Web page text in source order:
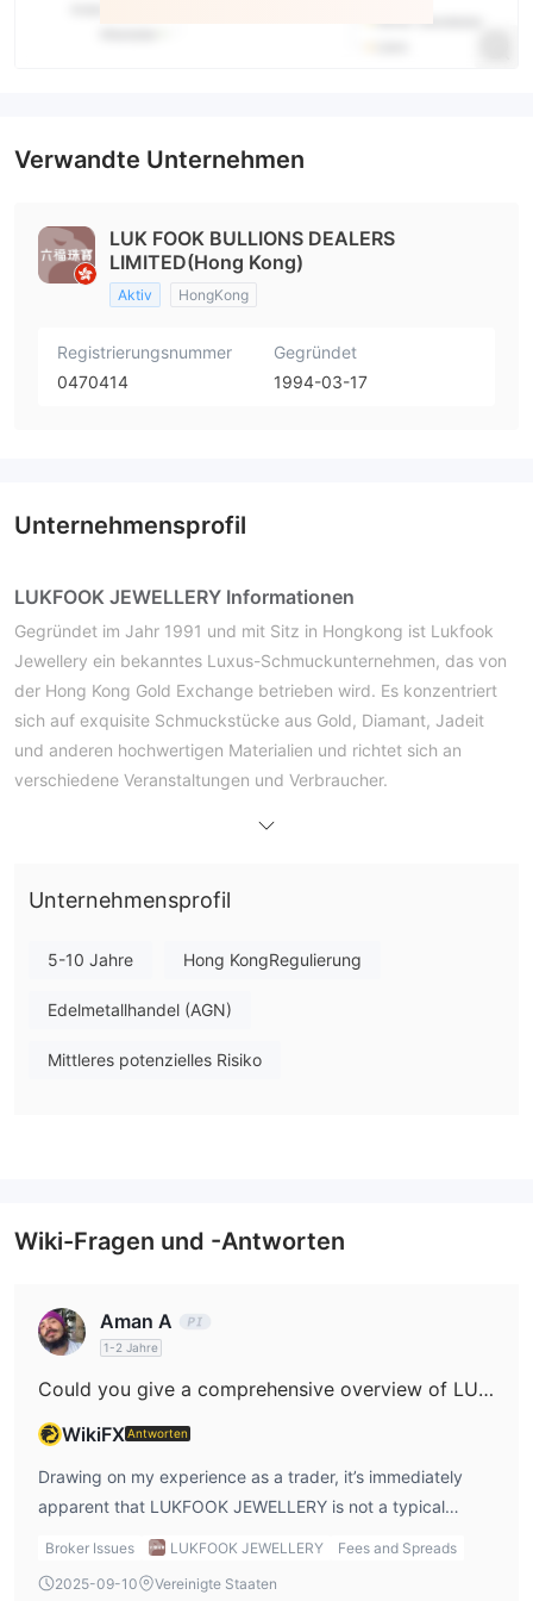
Verwandte Unternehmen
LUK FOOK BULLIONS DEALERS
LIMITED(Hong Kong)
Aktiv HongKong
Registrierungsnummer
0470414
Gegründet
1994-03-17
Unternehmensprofil
LUKFOOK JEWELLERY Informationen
Gegründet im Jahr 1991 und mit Sitz in Hongkong ist Lukfook
Jewellery ein bekanntes Luxus-Schmuckunternehmen, das von
der Hong Kong Gold Exchange betrieben wird. Es konzentriert
sich auf exquisite Schmuckstücke aus Gold, Diamant, Jadeit
und anderen hochwertigen Materialien und richtet sich an
verschiedene Veranstaltungen und Verbraucher.
Ja, Lukfook Jewellery ist ein legitimes und reguliertes
Unternehmen. Es ist von der Hong Kong Gold Exchange (HKGE)
Kategorisiert nach Art, Substanz und Verwendung bietet
Kontotypen
Unternehmensprofil
5-10 Jahre Hong KongRegulierung
Edelmetallhandel (AGN)
Mittleres potenzielles Risiko
Wiki-Fragen und -Antworten
Aman A
1-2 Jahre
Could you give a comprehensive overview of LUKFOOK JEWELLERY’s fee structure, outlining any commissions, spreads, and other charges involved?
WikiFXAntworten
Drawing on my experience as a trader, it’s immediately
apparent that LUKFOOK JEWELLERY is not a typical
financial broker but rather a luxury jewelry business
provided details, there is no indication that this company
Broker Issues LUKFOOK JEWELLERY
Fees and Spreads
2025-09-10
Vereinigte Staaten